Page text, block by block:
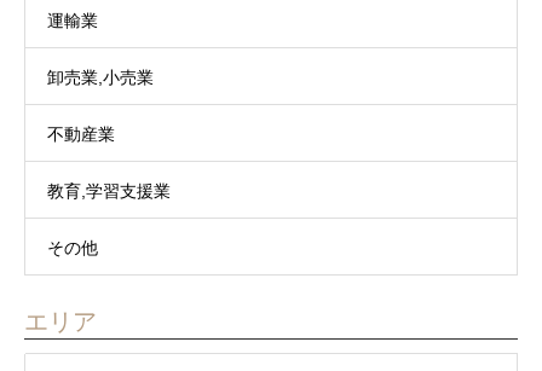
運輸業
卸売業,小売業
不動産業
教育,学習支援業
その他
エリア